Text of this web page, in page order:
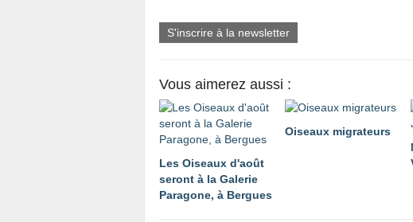
S'inscrire à la newsletter
Vous aimerez aussi :
Les Oiseaux d'août
seront à la Galerie
Paragone, à Bergues
Oiseaux migrateurs